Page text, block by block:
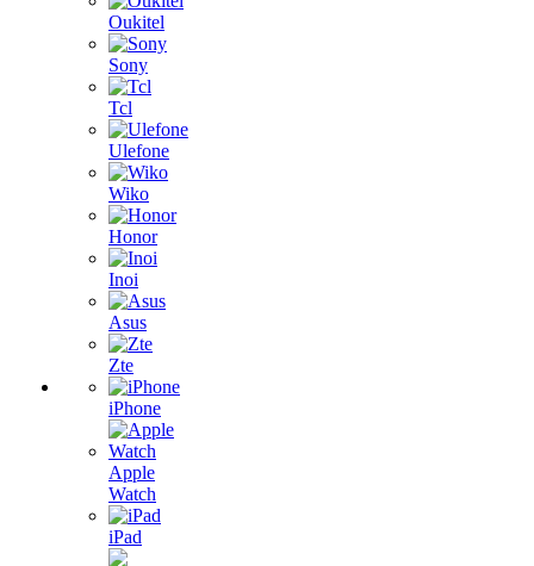
Oukitel
Sony
Tcl
Ulefone
Wiko
Honor
Inoi
Asus
Zte
iPhone
Apple
Watch
iPad